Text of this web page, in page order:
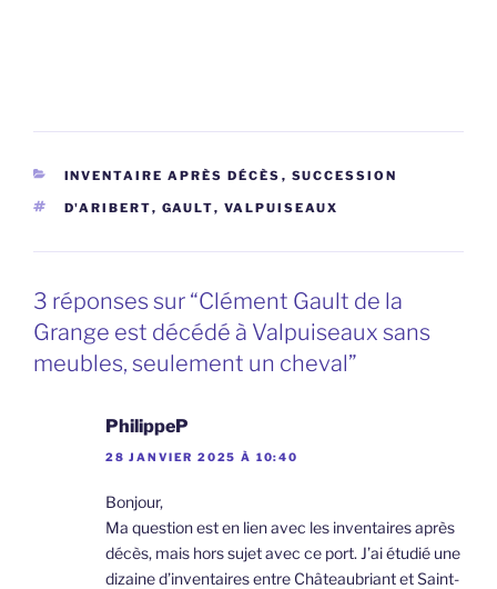
CATÉGORIES
INVENTAIRE APRÈS DÉCÈS , SUCCESSION
ÉTIQUETTES
D'ARIBERT, GAULT, VALPUISEAUX
3 réponses sur “Clément Gault de la
Grange est décédé à Valpuiseaux sans
meubles, seulement un cheval”
PhilippeP
28 JANVIER 2025 À 10:40
Bonjour,
Ma question est en lien avec les inventaires après
décès, mais hors sujet avec ce port. J’ai étudié une
dizaine d’inventaires entre Châteaubriant et Saint-